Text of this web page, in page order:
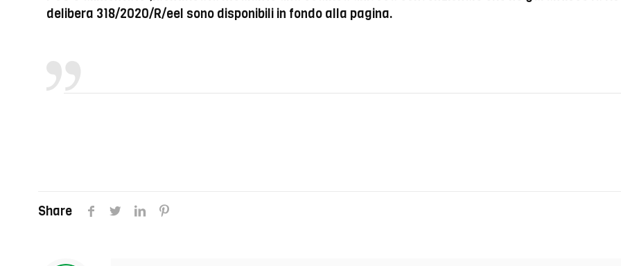
delibera 318/2020/R/eel sono disponibili in fondo alla pagina.
Share